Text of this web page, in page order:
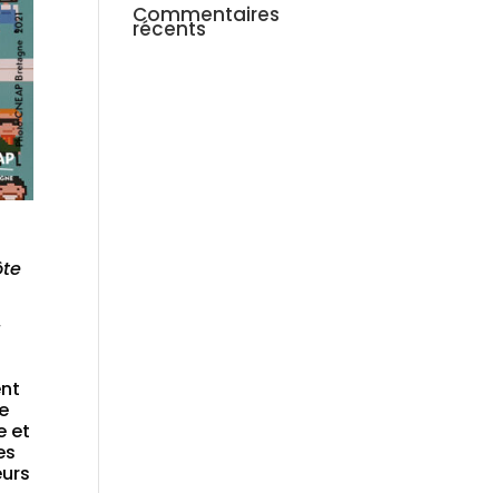
et
Commentaires
récents